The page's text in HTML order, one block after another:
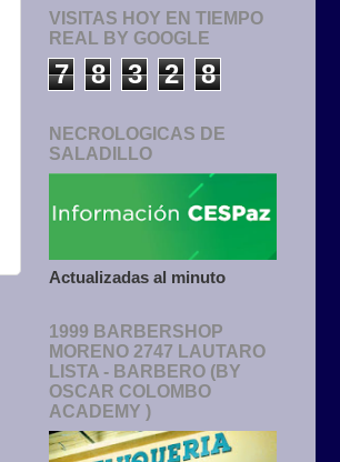
VISITAS HOY EN TIEMPO
REAL BY GOOGLE
7 8 3 2 8
NECROLOGICAS DE
SALADILLO
Actualizadas al minuto
1999 BARBERSHOP
MORENO 2747 LAUTARO
LISTA - BARBERO (BY
OSCAR COLOMBO
ACADEMY )